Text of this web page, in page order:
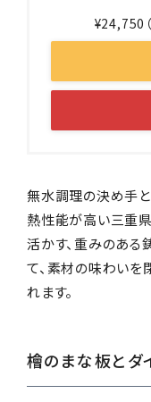
¥24,750
無水調理の決め手
熱性能が高い三重
活かす、重みのあ
て、素材の味わいを
れます。
檜のまな板とダ